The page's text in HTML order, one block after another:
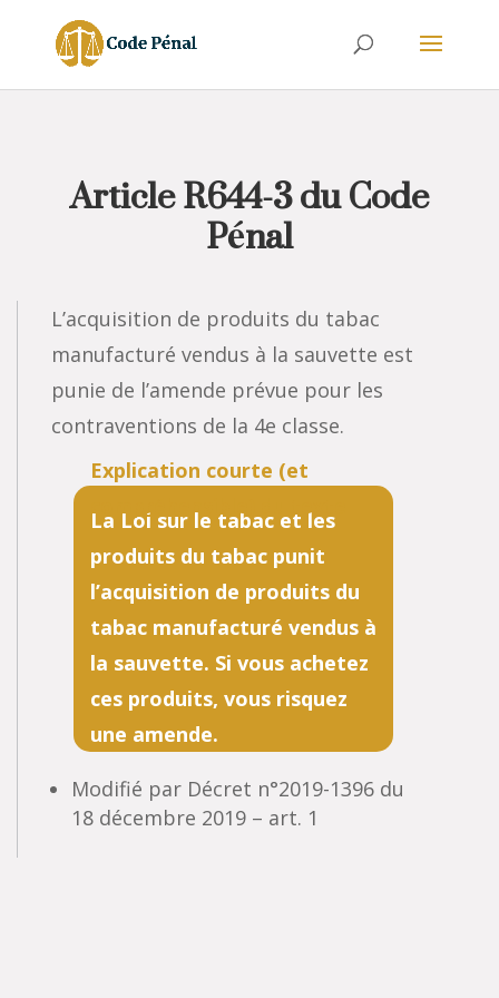
Article R644-3 du Code
Pénal
L’acquisition de produits du tabac
manufacturé vendus à la sauvette est
punie de l’amende prévue pour les
contraventions de la 4e classe.
La Loi sur le tabac et les
produits du tabac punit
l’acquisition de produits du
tabac manufacturé vendus à
la sauvette. Si vous achetez
ces produits, vous risquez
une amende.
Modifié par Décret n°2019-1396 du
18 décembre 2019 – art. 1